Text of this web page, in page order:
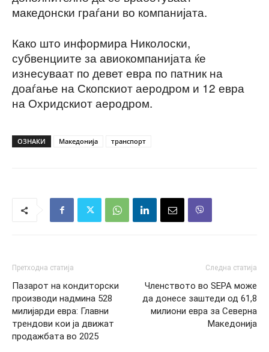
македонски граѓани во компанијата.
Како што информира Николоски,
субвенциите за авиокомпанијата ќе
изнесуваат по девет евра по патник на
доаѓање на Скопскиот аеродром и 12 евра
на Охридскиот аеродром.
ОЗНАКИ Македонија транспорт
Претходна статија
Пазарот на кондиторски
производи надмина 528
милијарди евра: Главни
трендови кои ја движат
продажбата во 2025
Следна статија
Членството во SEPA може
да донесе заштеди од 61,8
милиони евра за Северна
Македонија